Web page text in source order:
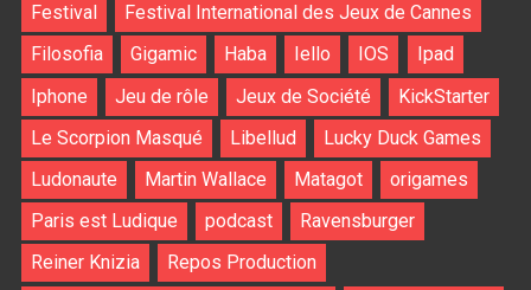
Festival
Festival International des Jeux de Cannes
Filosofia
Gigamic Haba Iello IOS
Ipad
Iphone
Jeu de rôle Jeux de Société
KickStarter
Le Scorpion Masqué
Libellud
Lucky Duck Games
Ludonaute
Martin Wallace Matagot
origames
Paris est Ludique
podcast
Ravensburger
Reiner Knizia
Repos Production